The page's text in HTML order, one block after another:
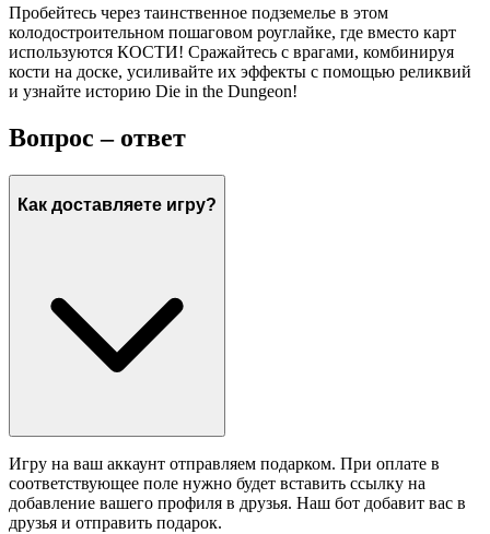
Пробейтесь через таинственное подземелье в этом
колодостроительном пошаговом роуглайке, где вместо карт
используются КОСТИ! Сражайтесь с врагами, комбинируя
кости на доске, усиливайте их эффекты с помощью реликвий
и узнайте историю Die in the Dungeon!
Вопрос – ответ
Как доставляете игру?
Игру на ваш аккаунт отправляем подарком. При оплате в
соответствующее поле нужно будет вставить ссылку на
добавление вашего профиля в друзья. Наш бот добавит вас в
друзья и отправить подарок.